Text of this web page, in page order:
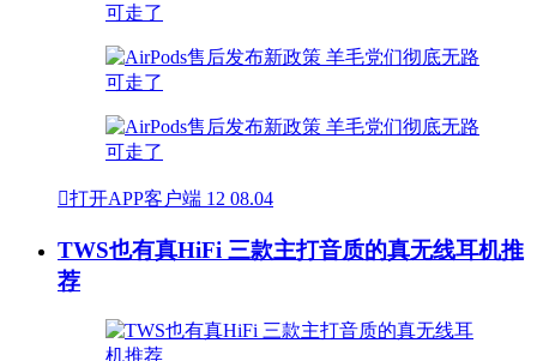
打开APP客户端 12 08.04
TWS也有真HiFi 三款主打音质的真无线耳机推
荐